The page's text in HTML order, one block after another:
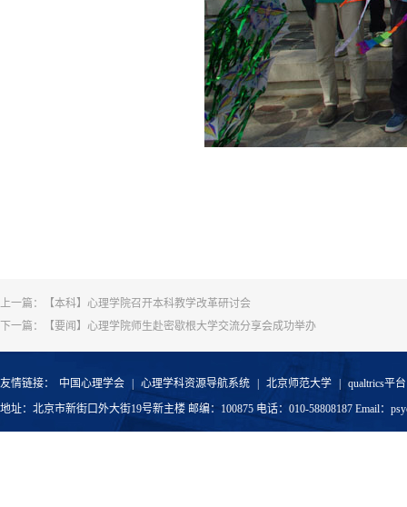
上一篇：
【本科】心理学院召开本科教学改革研讨会
下一篇：
【要闻】心理学院师生赴密歇根大学交流分享会成功举办
友情链接： 中国心理学会 心理学科资源导航系统 北京师范大学
qualtrics平台
地址：北京市新街口外大街19号新主楼 邮编：100875 电话：010-58808187 Email：